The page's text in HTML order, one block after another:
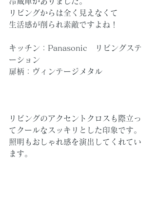
リビングからは全く見えなくて
生活感が削られ素敵ですよね！
キッチン：Panasonic　リビングステ
ーション
扉柄：ヴィンテージメタル
リビングのアクセントクロスも際立っ
てクールなスッキリとした印象です。
照明もおしゃれ感を演出してくれてい
ます。